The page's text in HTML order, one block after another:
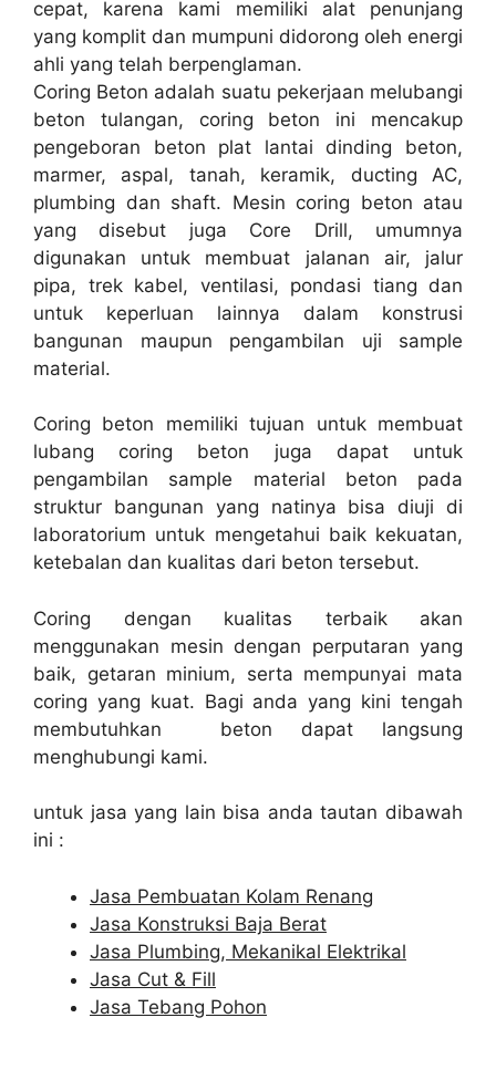
cepat, karena kami memiliki alat penunjang
yang komplit dan mumpuni didorong oleh energi
ahli yang telah berpenglaman.
Coring Beton adalah suatu pekerjaan melubangi
beton tulangan, coring beton ini mencakup
pengeboran beton plat lantai dinding beton,
marmer, aspal, tanah, keramik, ducting AC,
plumbing dan shaft. Mesin coring beton atau
yang disebut juga Core Drill, umumnya
digunakan untuk membuat jalanan air, jalur
pipa, trek kabel, ventilasi, pondasi tiang dan
untuk keperluan lainnya dalam konstrusi
bangunan maupun pengambilan uji sample
material.
Coring beton memiliki tujuan untuk membuat
lubang coring beton juga dapat untuk
pengambilan sample material beton pada
struktur bangunan yang natinya bisa diuji di
laboratorium untuk mengetahui baik kekuatan,
ketebalan dan kualitas dari beton tersebut.
Coring dengan kualitas terbaik akan
menggunakan mesin dengan perputaran yang
baik, getaran minium, serta mempunyai mata
coring yang kuat. Bagi anda yang kini tengah
membutuhkan beton dapat langsung
menghubungi kami.
untuk jasa yang lain bisa anda tautan dibawah
ini :
Jasa Pembuatan Kolam Renang
Jasa Konstruksi Baja Berat
Jasa Plumbing, Mekanikal Elektrikal
Jasa Cut & Fill
Jasa Tebang Pohon